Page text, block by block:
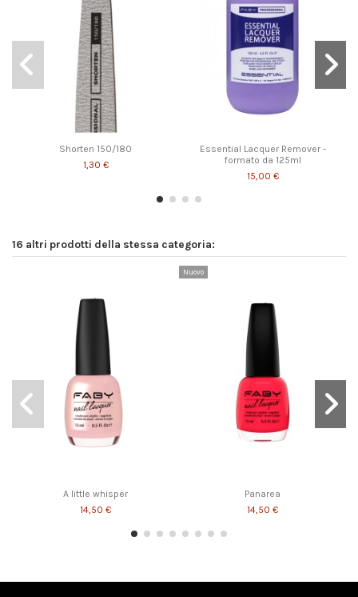
Shorten 150/180
1,30 €
Essential Lacquer Remover -
formato da 125ml
15,00 €
16 altri prodotti della stessa categoria:
A little whisper
14,50 €
Nuovo
Panarea
14,50 €